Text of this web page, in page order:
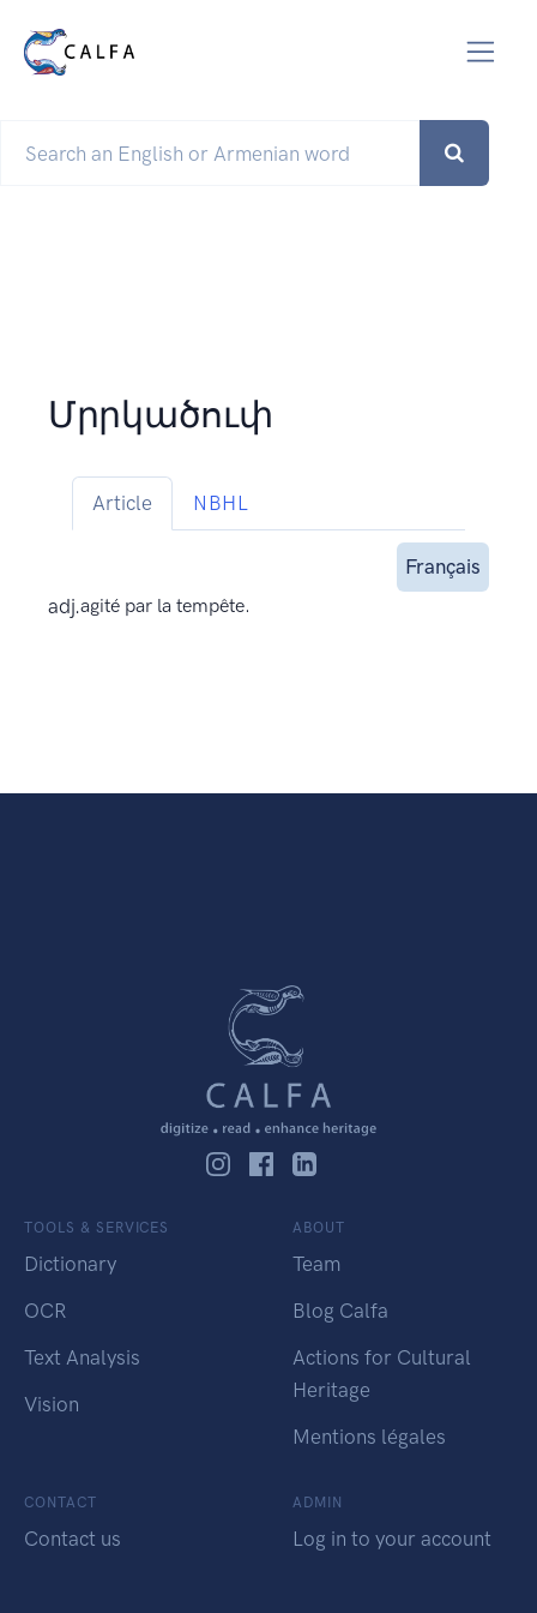
Մրրկածուփ
Article NBHL
Français
adj.agité par la tempête.
TOOLS & SERVICES
Dictionary
OCR
Text Analysis
Vision
ABOUT
Team
Blog Calfa
Actions for Cultural
Heritage
Mentions légales
CONTACT
Contact us
ADMIN
Log in to your account